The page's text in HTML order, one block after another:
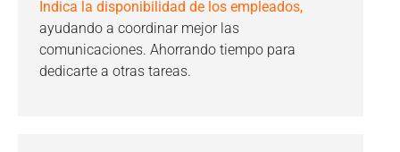
Indica la disponibilidad de los empleados,
ayudando a coordinar mejor las
comunicaciones. Ahorrando tiempo para
dedicarte a otras tareas.